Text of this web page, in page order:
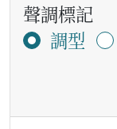
聲調標記
調型